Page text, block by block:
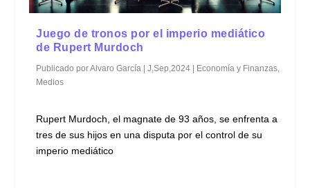
Juego de tronos por el imperio mediático
de Rupert Murdoch
Publicado porAlvaro García |J,Sep,2024 | Economía y Finanzas,
Medios
Rupert Murdoch, el magnate de 93 años, se enfrenta a
tres de sus hijos en una disputa por el control de su
imperio mediático